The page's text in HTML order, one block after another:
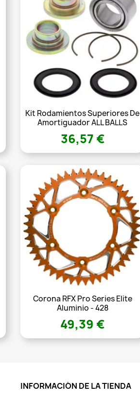
Kit Rodamientos Superiores De
Amortiguador ALL BALLS
36,57 €
Corona RFX Pro Series Elite
Aluminio - 428
49,39 €
INFORMACIÓN DE LA TIENDA